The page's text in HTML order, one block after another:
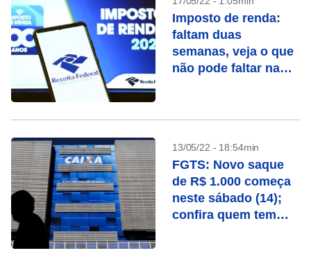
Imposto de renda:
faltam duas
semanas, veja o que
não pode faltar na
13/05/22 - 18:54min
FGTS: Novo saque
de R$ 1.000 começa
neste sábado (14);
confira quem tem